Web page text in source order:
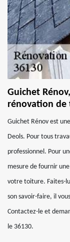
Guichet
rénovation de
Guichet Rénov est
Deols. Pour tous
professionnel. Pour
mesure de fournir
votre toiture. Faites-
son savoir-faire, il
Contactez-le et
le 36130.